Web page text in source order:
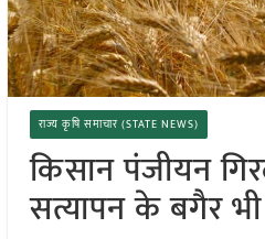
राज्य कृषि समाचार (STATE NEWS)
किसान पंजीयन
सत्यापन के बगैर